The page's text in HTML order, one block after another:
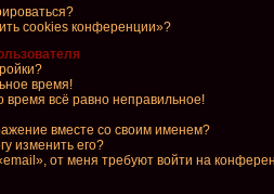
cookies конференции»?
время!
время всё равно неправильное!
вместе со своим именем?
изменить его?
от меня требуют войти на